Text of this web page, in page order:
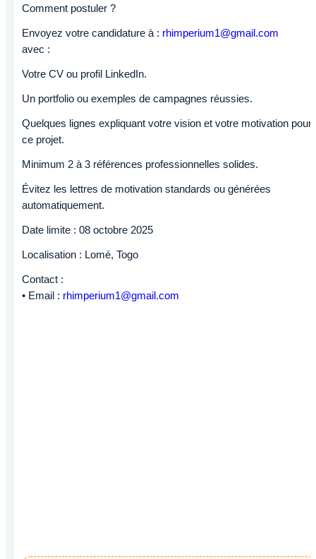
Comment postuler ?
Envoyez votre candidature à : rhimperium1@gmail.com
avec :
Votre CV ou profil LinkedIn.
Un portfolio ou exemples de campagnes réussies.
Quelques lignes expliquant votre vision et votre motivation pour
ce projet.
Minimum 2 à 3 références professionnelles solides.
Évitez les lettres de motivation standards ou générées
automatiquement.
Date limite : 08 octobre 2025
Localisation : Lomé, Togo
Contact :
• Email : rhimperium1@gmail.com